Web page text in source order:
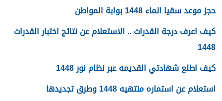
حجز موعد سقيا الماء 1448 بوابة المواطن
كيف اعرف درجة القدرات .. الاستعلام عن نتائج اختبار القدرات
1448
كيف اطلع شهادتي القديمه عبر نظام نور 1448
استعلام عن استماره منتهيه 1448 وطرق تجديدها